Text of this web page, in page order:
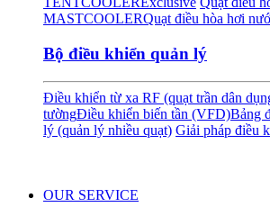
MASTCOOLERQuạt điều hòa hơi
Bộ điều khiển quản lý
Điều khiển từ xa RF (quạt trần dân
tườngĐiều khiển biến tần (VFD)Bảng
lý (quản lý nhiều quạt) Giải pháp điều
OUR SERVICE